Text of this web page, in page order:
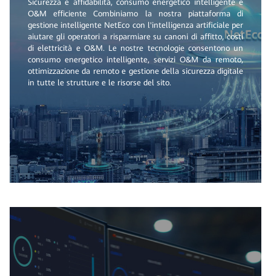
Sicurezza e affidabilità, consumo energetico intelligente e
O&M efficiente Combiniamo la nostra piattaforma di
gestione intelligente NetEco con l'intelligenza artificiale per
aiutare gli operatori a risparmiare su canoni di affitto, costi
di elettricità e O&M. Le nostre tecnologie consentono un
consumo energetico intelligente, servizi O&M da remoto,
ottimizzazione da remoto e gestione della sicurezza digitale
in tutte le strutture e le risorse del sito.